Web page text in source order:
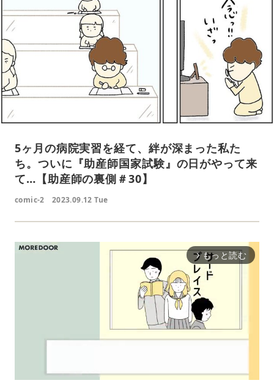
5ヶ月の病院実習を経て、絆が深まった私た
ち。ついに『助産師国家試験』の日がやって来
て…【助産師の裏側＃30】
comic-2 2023.09.12 Tue
arrow_forward_ios もっと読む